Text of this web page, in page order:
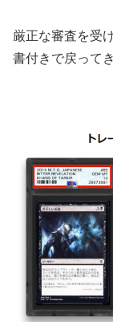
厳正な審査を受
書付きで戻って